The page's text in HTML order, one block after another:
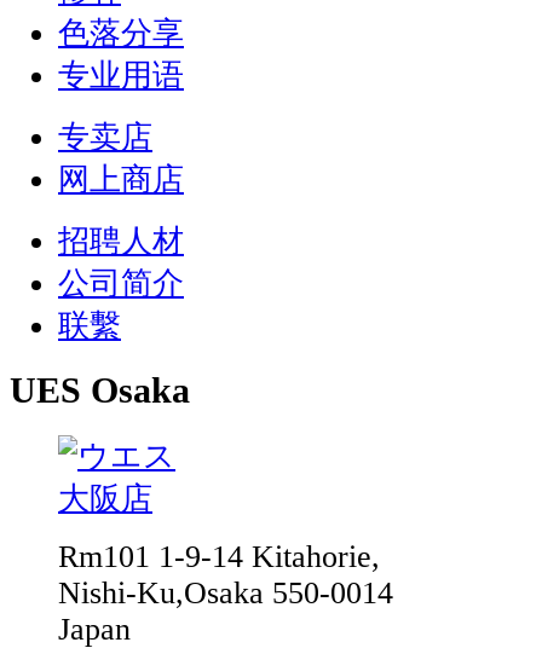
色落分享
专业用语
专卖店
网上商店
招聘人材
公司简介
联繫
UES Osaka
Rm101 1-9-14 Kitahorie,
Nishi-Ku,Osaka 550-0014
Japan